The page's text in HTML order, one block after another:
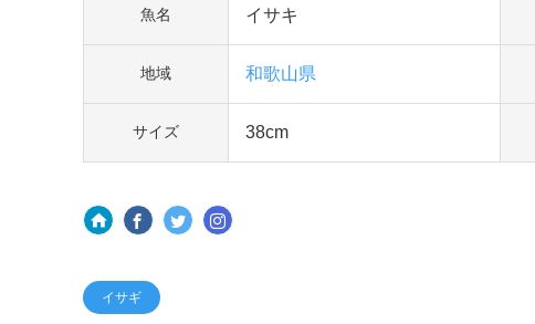
魚名 イサキ
地域 和歌山県
サイズ 38cm
イサギ